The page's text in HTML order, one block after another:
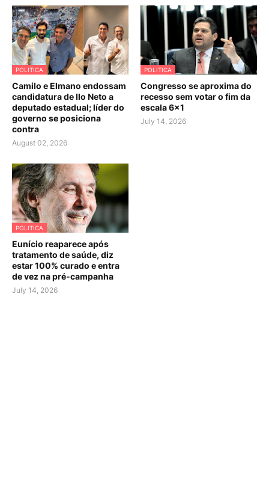
POLITICA
Camilo e Elmano endossam
candidatura de Ilo Neto a
deputado estadual; líder do
governo se posiciona
contra
August 02, 2026
POLITICA
Congresso se aproxima do
recesso sem votar o fim da
escala 6×1
July 14, 2026
POLITICA
Eunício reaparece após
tratamento de saúde, diz
estar 100% curado e entra
de vez na pré-campanha
July 14, 2026